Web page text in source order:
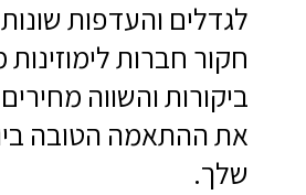
לגדלים והעדפות
חקור חברות
ביקורות והשווה
את ההתאמה הטובה
שלך.